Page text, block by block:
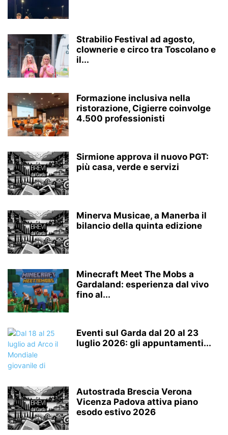
Strabilio Festival ad agosto,
clownerie e circo tra Toscolano e
il...
Formazione inclusiva nella
ristorazione, Cigierre coinvolge
4.500 professionisti
Sirmione approva il nuovo PGT:
più casa, verde e servizi
Minerva Musicae, a Manerba il
bilancio della quinta edizione
Minecraft Meet The Mobs a
Gardaland: esperienza dal vivo
fino al...
Eventi sul Garda dal 20 al 23
luglio 2026: gli appuntamenti...
Autostrada Brescia Verona
Vicenza Padova attiva piano
esodo estivo 2026